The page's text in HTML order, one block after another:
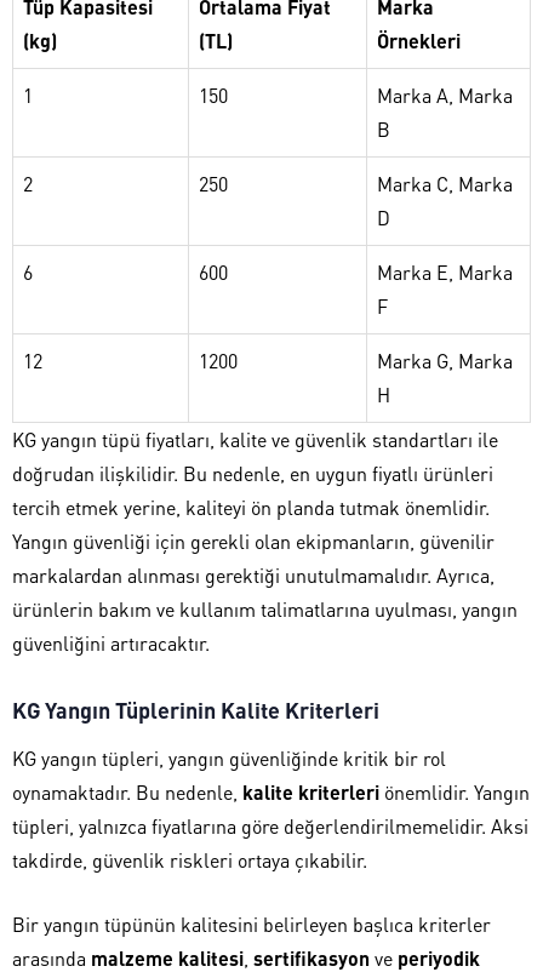
Tüp Kapasitesi
(kg)
Ortalama Fiyat
(TL)
Marka
Örnekleri
1 150
Marka A, Marka
B
2 250
Marka C, Marka
D
6 600
Marka E, Marka
F
12 1200
Marka G, Marka
H
KG yangın tüpü fiyatları, kalite ve güvenlik standartları ile
doğrudan ilişkilidir. Bu nedenle, en uygun fiyatlı ürünleri
tercih etmek yerine, kaliteyi ön planda tutmak önemlidir.
Yangın güvenliği için gerekli olan ekipmanların, güvenilir
markalardan alınması gerektiği unutulmamalıdır. Ayrıca,
ürünlerin bakım ve kullanım talimatlarına uyulması, yangın
güvenliğini artıracaktır.
KG Yangın Tüplerinin Kalite Kriterleri
KG yangın tüpleri, yangın güvenliğinde kritik bir rol
oynamaktadır. Bu nedenle, kalite kriterleri önemlidir. Yangın
tüpleri, yalnızca fiyatlarına göre değerlendirilmemelidir. Aksi
takdirde, güvenlik riskleri ortaya çıkabilir.
Bir yangın tüpünün kalitesini belirleyen başlıca kriterler
arasında malzeme kalitesi sertifikasyon ve periyodik